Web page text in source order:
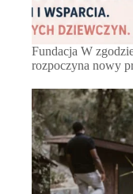
Fundacja W
rozpoczyna nowy